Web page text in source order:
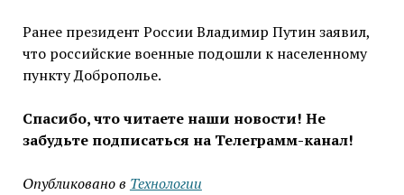
Ранее президент России Владимир Путин заявил,
что российские военные подошли к населенному
пункту Доброполье.
Спасибо, что читаете наши новости! Не
забудьте подписаться на Телеграмм-канал!
Опубликовано в Технологии